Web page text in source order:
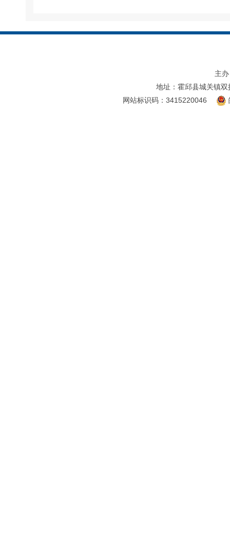
主
地址：霍邱县城关镇双
网站标识码：3415220046